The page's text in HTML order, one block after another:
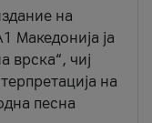
на
Македонија ја
врска“, чиј
на
песна